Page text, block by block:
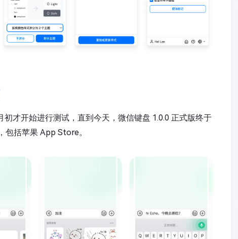
才开始进行测试，直到今天，微信键盘 1.0.0 正式版终于
包括苹果 App Store。